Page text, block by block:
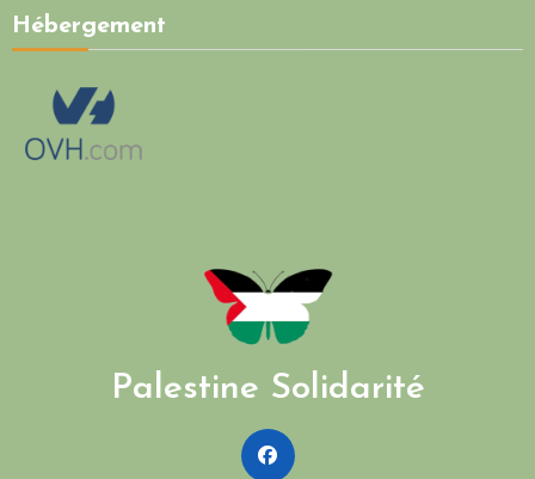
Hébergement
Palestine Solidarité